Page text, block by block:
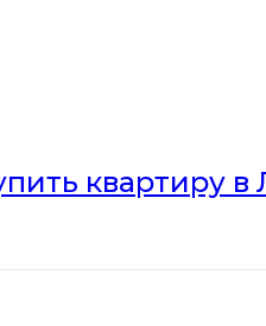
квартиру